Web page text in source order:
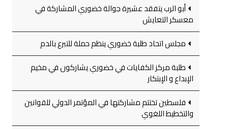
أبو الرب يتفقد عشيرة جوالة خضوري المشاركة في
معسكر التعايش
مجلس اتحاد طلبة خضوري ينظم حملة للتبرع بالدم
طلبة مركز الكفايات في خضوري يشاركون في مخيم
الإبداع و الإبتكار
فلسطين تختتم مشاركتها في المؤتمر الدولي للقوانين
والتخطيط اللغوي